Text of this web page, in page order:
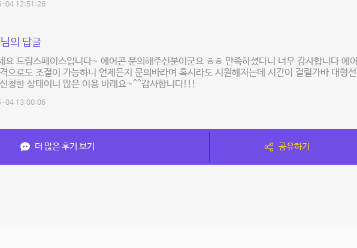
04 12:51:26
의 답글
요 드림스페이스입니다~ 에어콘 문의해주신분이군요 ㅎㅎ 만족하셨다니 너무 감사합니다 에어
으로도 조절이 가능하니 언제든지 문의바라며 혹시라도 시원해지는데 시간이 걸릴가바 대형선
청한 상태이니 많은 이용 바래요~^^감사합니다!!!
04 13:00:06
더 많은 후기 보기 공유하기